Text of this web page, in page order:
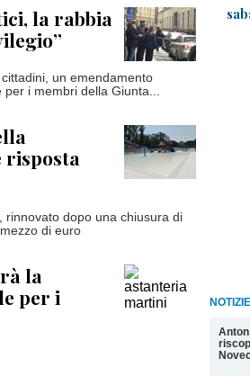
la rabbia
un emendamento
per i membri della Giunta...
risposta
rinnovato dopo una chiusura di
di euro
la
per i